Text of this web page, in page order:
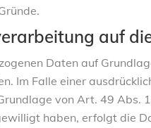
auf
Daten auf
Im Falle einer
von Art. 49 Abs. 1
haben, erfolgt die